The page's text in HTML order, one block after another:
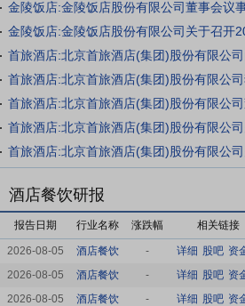
首旅酒店:北京首旅酒店(集团)股份有限公
首旅酒店:北京首旅酒店(集团)股份有限公
酒店餐饮研报
报告日期 行业名称 涨跌幅 相关链接
2026-08-05 酒店餐饮 - 详细 股吧 资
2026-08-05
酒店餐饮 - 详细 股吧 资
2026-08-05
酒店餐饮 - 详细 股吧 资